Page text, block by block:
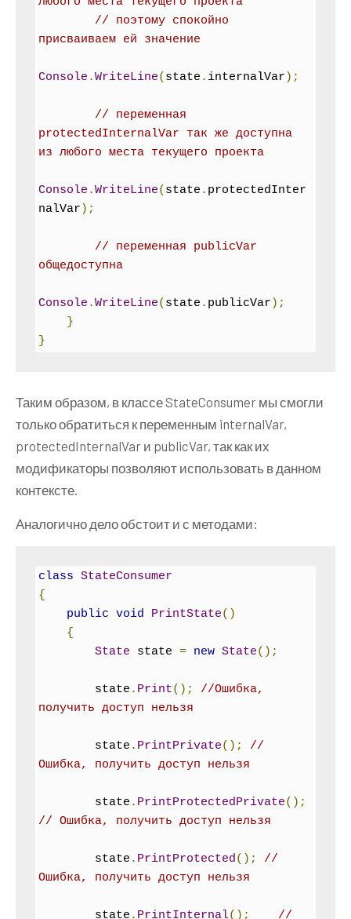
// поэтому спокойно
присваиваем ей значение
Console .WriteLine( state . internalVar );
// переменная
protectedInternalVar так же доступна
из любого места текущего проекта
Console .WriteLine( state . protectedInter
nalVar );
// переменная publicVar
общедоступна
Console .WriteLine( state . publicVar );
}
}
Таким образом, в классе StateConsumer мы смогли
только обратиться к переменным internalVar,
protectedInternalVar и publicVar, так как их
модификаторы позволяют использовать в данном
контексте.
Аналогично дело обстоит и с методами:
class StateConsumer
{
public void PrintState()
{
State state = new State();
        state
. Print();
//Ошибка,
получить доступ нельзя
        state
. PrintPrivate();
//
Ошибка, получить доступ нельзя
        state
. PrintProtectedPrivate();
// Ошибка, получить доступ нельзя
        state
. PrintProtected();
//
Ошибка, получить доступ нельзя
        state
. PrintInternal();
//